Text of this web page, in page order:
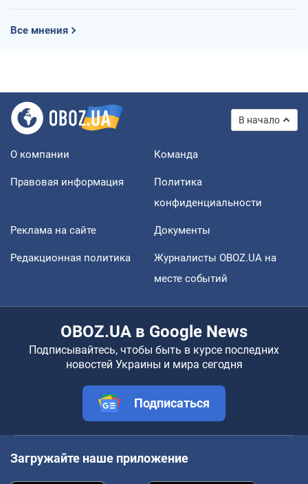
Все мнения
В начало
О компании Команда
Правовая информация
Политика
конфиденциальности
Реклама на сайте Документы
Редакционная политика
Журналисты OBOZ.UA на
месте событий
OBOZ.UA в Google News
Подписывайтесь, чтобы быть в курсе последних
новостей Украины и мира сегодня
Подписаться
Загружайте наше приложение